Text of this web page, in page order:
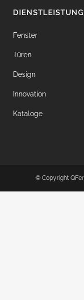
Fenster
Türen
Design
Innovation
Kataloge
© Copyright